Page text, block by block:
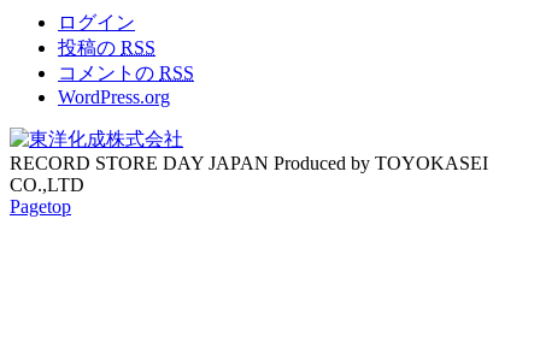
ログイン
投稿の RSS
コメントの RSS
WordPress.org
RECORD STORE DAY JAPAN Produced by TOYOKASEI
CO.,LTD
Pagetop